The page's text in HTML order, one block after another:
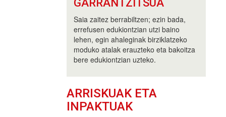
GARRANTZITSUA
Saia zaitez berrabiltzen; ezin bada,
errefusen edukiontzian utzi baino
lehen, egin ahaleginak birziklatzeko
moduko atalak erauzteko eta bakoitza
bere edukiontzian uzteko.
ARRISKUAK ETA
INPAKTUAK